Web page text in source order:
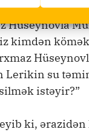
niyə səsini
kimdən
Lerikin su
istəyir?”
ki,